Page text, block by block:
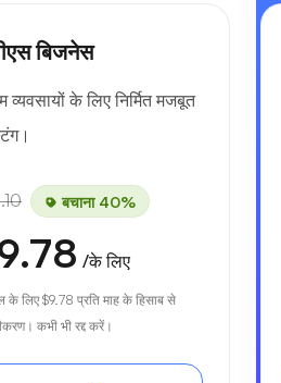
बिजनेस
व्यवसायों के लिए निर्मित मजबूत
बचाना 40%
/के लिए
के लिए $9.78 प्रति माह के हिसाब से
कभी भी रद्द करें।